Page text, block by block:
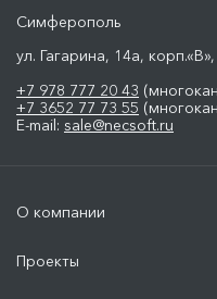
Симферополь
ул. Гагарина, 14а,
+7 978 777 20 43
+7 3652 77 73 55
E-mail: sale@necsoft.ru
О компании
Проекты